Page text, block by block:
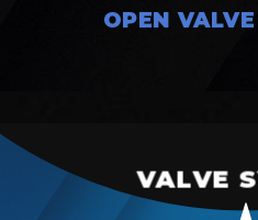
OPEN
VALVE